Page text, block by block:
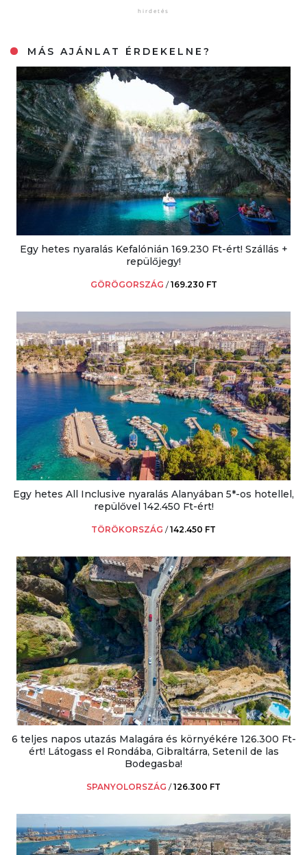
MÁS AJÁNLAT ÉRDEKELNE?
Egy hetes nyaralás Kefalónián 169.230 Ft-ért! Szállás +
repülőjegy!
GÖRÖGORSZÁG /169.230 FT
Egy hetes All Inclusive nyaralás Alanyában 5*-os hotellel,
repülővel 142.450 Ft-ért!
TÖRÖKORSZÁG /142.450 FT
6 teljes napos utazás Malagára és környékére 126.300 Ft-
ért! Látogass el Rondába, Gibraltárra, Setenil de las
Bodegasba!
SPANYOLORSZÁG /126.300 FT